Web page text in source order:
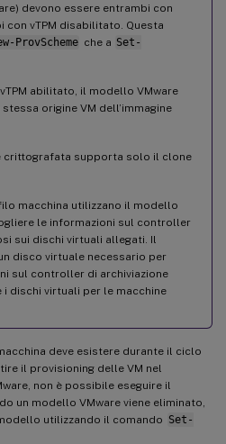
devono essere entrambi con
con vTPM disabilitato. Questa
ProvScheme che a Set-
abilitato, il modello VMware
origine VM dell’immagine
crittografata supporta solo il clone
macchina utilizzano il modello
le informazioni sul controller
sui dischi virtuali allegati. Il
disco virtuale necessario per
sul controller di archiviazione
dischi virtuali per le macchine
deve esistere durante il ciclo
il provisioning delle VM nel
non è possibile eseguire il
un modello VMware viene eliminato,
utilizzando il comando Set-